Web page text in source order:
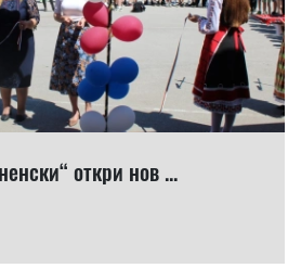
откри нов ...